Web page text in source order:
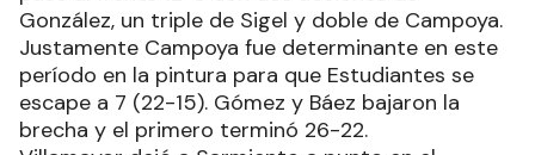
González, un triple de Sigel y doble de Campoya.
Justamente Campoya fue determinante en este
período en la pintura para que Estudiantes se
escape a 7 (22-15). Gómez y Báez bajaron la
brecha y el primero terminó 26-22.